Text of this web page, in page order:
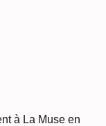
à La Muse en